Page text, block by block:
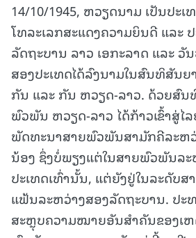
14/10/1945, ຫວຽດນາມ ເປັນປະ
ໂທລະເລກສະແດງຄວາມຍິນດີ ແລະ
ລັດຖະບານ ລາວ ເອກະລາດ ແລະ ວັ
ສອງປະເທດໄດ້ລົງນາມໃນສົນທິສັນ
ກັນ ແລະ ກັນ ຫວຽດ-ລາວ. ດ້ວຍສົ
ພົວພັນ ຫວຽດ-ລາວ ໄດ້ກ້າວເຂົ້າສູ່ໄ
ພັດທະນາສາຍພົວພັນສາມັກຄີລະຫ
ນ້ອງ ຊຶ່ງບໍ່ພຽງແຕ່ໃນສາຍພົວພັນລະ
ປະເທດເທົ່ານັ້ນ, ແຕ່ຍັງຢູ່ໃນລະດັ
ແຟ້ນລະຫວ່າງສອງລັດຖະບານ. ປະ
ສະຫຼຸບຄວາມໝາຍອັນສໍາຄັນຂອງເຫ